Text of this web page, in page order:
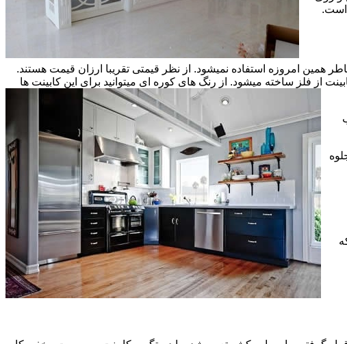
است.
همین امروزه استفاده نمیشود. از نظر قیمتی تقریبا ارزان قیمت هستند.
از فلز ساخته میشود. از رنگ های کوره ای میتوانید برای این کابینت ها